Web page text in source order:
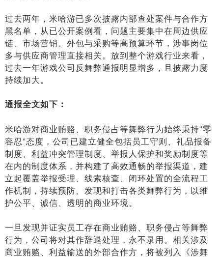
过去两年，米哈游已多次披露内部查处案件与合作方
黑名单，从已公开案例看，问题主要集中在周边供应
链、市场营销、外包与采购等高预算环节，涉事岗位
多与供应商管理直接相关。放到整个游戏行业来看，
过去一年游戏公司反舞弊通报明显增多，且披露力度
持续加大。
通报全文如下：
米哈游对商业贿赂、职务侵占等舞弊行为始终秉持“零
容忍”态度，公司已建立健全包括员工守则、礼品报备
制度、利益冲突管理制度、举报人保护和奖励制度等
在内的制度体系，并构建了高效通畅的举报渠道，建
立起覆盖举报受理、线索核查、闭环处置的全流程工
作机制，持续预防、发现和打击各类舞弊行为，以维
护公平、诚信、透明的商业环境。
一旦发现并证实员工存在商业贿赂、职务侵占等舞弊
行为，公司将对其作辞退处理，永不录用。相关涉及
商业贿赂、利益输送的外部合作方，将被列入《涉舞